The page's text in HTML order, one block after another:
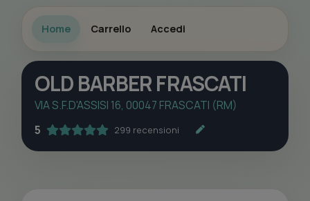
Home Carrello Accedi
OLD BARBER FRASCATI
VIA S.F.D'ASSISI 16, 00047 FRASCATI (RM)
5
299 recensioni